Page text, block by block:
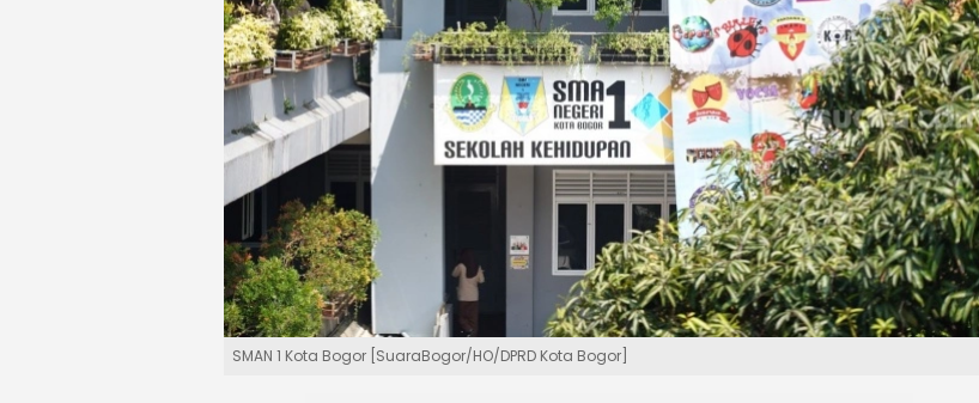
SMAN 1 Kota Bogor [SuaraBogor/HO/DPRD Kota Bogor]